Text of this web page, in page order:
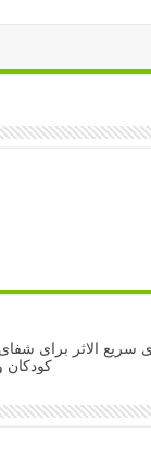
سریع الاثر برای
کودکان